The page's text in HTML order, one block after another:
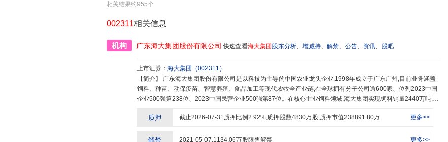
相关结果约955个
002311相关信息
机构 广东海大集团股份有限公司 快速查看海大集团 股东分析、 增减持、 解禁、 公告、 资讯、 股吧
上市证券： 海大集团 （002311 ）
【简介】
饲料、种苗、动保疫苗、智慧养殖、食品加工等现代农牧全产业链,在全球拥有分子公司逾600家、位列2023中国
企业500强第238位、2023中国民营企业500强第87位。在核心主业饲料领域,海大集团实现饲料销量2440万吨,稳
虾苗和鱼苗年销量居全球第一。2009年11月27日,海大集团成功登陆深圳A股市场。农业发展在仰仗和利用资源的
这也为行业带来革命性的发展变化。海大拥有10000余名具备专业能力和服务热忱的团队,为近百万户养户提供全
质押 截止2026-07-31质押比例2.92%,质押股数4830万股,质押市值238891.80万 更多>>
解禁 2021-05-07,1134.06万股限售解禁 更多>>